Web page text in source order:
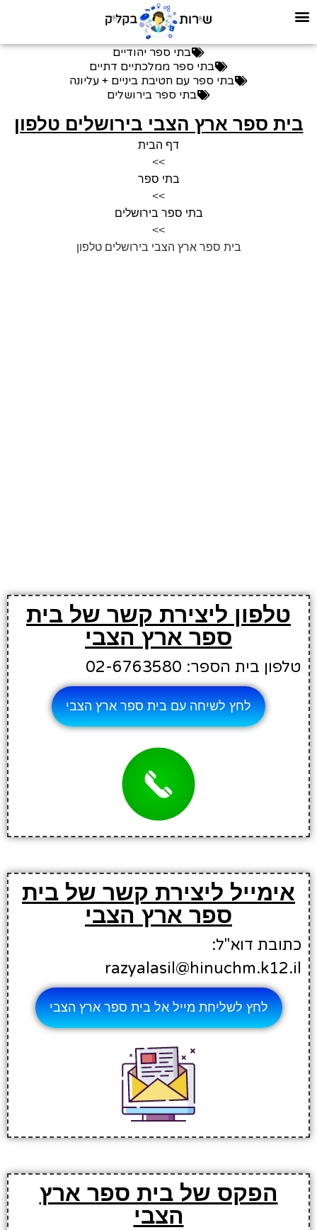
בתי ספר יהודיים
בתי ספר ממלכתיים דתיים
בתי ספר עם חטיבת ביניים + עליונה
בתי ספר בירושלים
בית ספר ארץ הצבי בירושלים טלפון
דף הבית
>>
בתי ספר
>>
בתי ספר בירושלים
>>
בית ספר ארץ הצבי בירושלים טלפון
טלפון ליצירת קשר של בית
ספר ארץ הצבי
טלפון בית הספר: 02-6763580
לחץ לשיחה עם בית ספר ארץ הצבי
אימייל ליצירת קשר של בית
ספר ארץ הצבי
כתובת דוא"ל:
razyalasil@hinuchm.k12.il
לחץ לשליחת מייל אל בית ספר ארץ הצבי
הפקס של בית ספר ארץ
הצבי